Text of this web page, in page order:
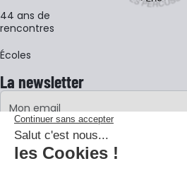
44 ans de
rencontres
Écoles
La newsletter
Adresse e-mail
En vous inscrivant à notre newsletter,
confidentialité.
Retrouvons-nous sur